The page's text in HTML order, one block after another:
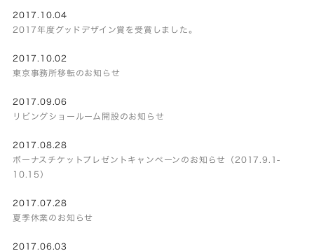
2017.10.04
2017年度グッドデザイン賞を受賞しました。
2017.10.02
東京事務所移転のお知らせ
2017.09.06
リビングショールーム開設のお知らせ
2017.08.28
ボーナスチケットプレゼントキャンペーンのお知らせ（2017.9.1-
10.15）
2017.07.28
夏季休業のお知らせ
2017.06.03